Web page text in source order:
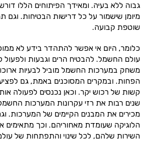
גבוה ללא בעיה. ומאידך הפיתוחים הללו
מיומן שישמור על כל דרישות הבטיחות. וגם
שוטפת קבועה.
כלומר, היום אי אפשר להתהדר בידע לא
עולם החשמל. להבטיח הרים וגבעות ולפעול
משחק במערכות החשמל מוביל לבעיות
הפחות. ובמקרים המסוכנים באמת, גם
קשות של רכוש יקר. וכאן נכנסים לפעולה
שנים רבות את רזי עקרונות המערכות
מכירים את המבנים הקיימים של המערכות.
הלוגיקה שעומדת מאחוריהם. וכך מתאימים
השירות שלהם, לכל שינוי והתפתחות של